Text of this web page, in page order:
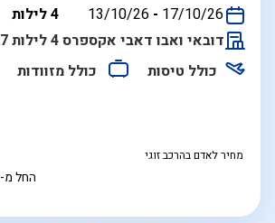
בין
13/10/26 - 17/10/26
4 לילות
דובאי ואבו דאבי אקספרס 4 לילות 2026-27
כולל טיסות
כולל מזוודות
מחיר לאדם בהרכב זוגי
החל מ-